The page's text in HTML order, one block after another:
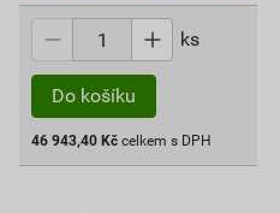
ks
Do košíku
46 943,40 Kč celkem s DPH